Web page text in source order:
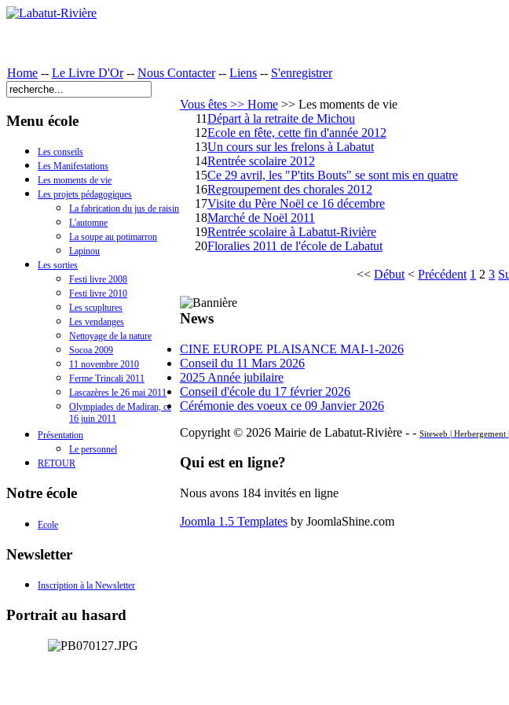
Home -- Le Livre D'Or-- Nous Contacter-- Liens -- S'enregistrer
Menu école
Les conseils
Les Manifestations
Les moments de vie
Les projets pédagogiques
La fabrication du jus de raisin
L'automne
La soupe au potimarron
Lapinou
Les sorties
Festi livre 2008
Festi livre 2010
Les scupltures
Les vendanges
Nettoyage de la nature
Socoa 2009
11 novembre 2010
Ferme Trincali 2011
Lascazères le 26 mai 2011
Olympiades de Madiran, ce
16 juin 2011
Présentation
Le personnel
RETOUR
Notre école
Ecole
Newsletter
Inscription à la Newsletter
Portrait au hasard
Vous êtes >> Home>> Les moments de vie
11Départ à la retraite de Michou
12Ecole en fête, cette fin d'année 2012
13Un cours sur les frelons à Labatut
14Rentrée scolaire 2012
15Ce 29 avril, les "P'tits Bouts" se sont mis en quatre
16Regroupement des chorales 2012
17Visite du Père Noël ce 16 décembre
18Marché de Noël 2011
19Rentrée scolaire à Labatut-Rivière
20Floralies 2011 de l'école de Labatut
<<Début <Précédent 1 2 3
News
CINE EUROPE PLAISANCE MAI-1-2026
Conseil du 11 Mars 2026
2025 Année jubilaire
Conseil d'école du 17 février 2026
Cérémonie des voeux ce 09 Janvier 2026
Copyright © 2026 Mairie de Labatut-Rivière - - Siteweb | Herbergement
Qui est en ligne?
Nous avons 184 invités en ligne
Joomla 1.5 Templatesby JoomlaShine.com